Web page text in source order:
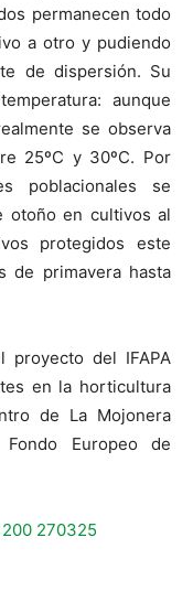
permanecen todo
a otro y pudiendo
de dispersión. Su
aunque
se observa
25ºC y 30ºC. Por
poblacionales se
otoño en cultivos al
protegidos este
de primavera hasta
proyecto del IFAPA
en la horticultura
de La Mojonera
Europeo de